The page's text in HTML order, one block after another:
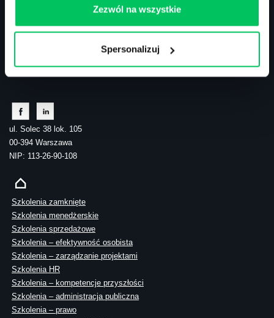
Zezwól na wszystkie
Spersonalizuj
Kontakt
tel.: 505 273 550
ul. Solec 38 lok. 105
00-394 Warszawa
NIP: 113-26-90-108
Szkolenia zamknięte
Szkolenia menedżerskie
Szkolenia sprzedażowe
Szkolenia – efektywność osobista
Szkolenia – zarządzanie projektami
Szkolenia HR
Szkolenia – kompetencje przyszłości
Szkolenia – administracja publiczna
Szkolenia – prawo